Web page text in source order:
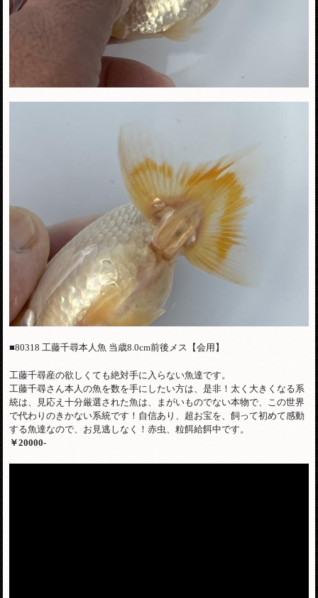
■80318 工藤千尋本人魚 当歳8.0cm前後メス【会用】
工藤千尋産の欲しくても絶対手に入らない魚達です。
工藤千尋さん本人の魚を数を手にしたい方は、是非！太く大きくなる系
統は、見応え十分厳選された魚は、まがいものでない本物で、この世界
で代わりのきかない系統です！ 自信あり、超お宝を、飼って初めて感動
する魚達なので、お見逃しなく！赤虫、粒餌給餌中です。
￥20000-